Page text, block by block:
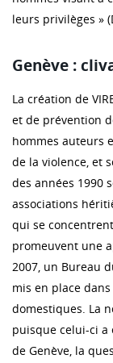
leurs privilèges »
Genève :
La création de
et de prévention
hommes auteurs
de la violence, et
des années 1990
associations
qui se
promeuvent une
2007, un Bureau
mis en place
domestiques. La
puisque celui-ci a
de Genève, la